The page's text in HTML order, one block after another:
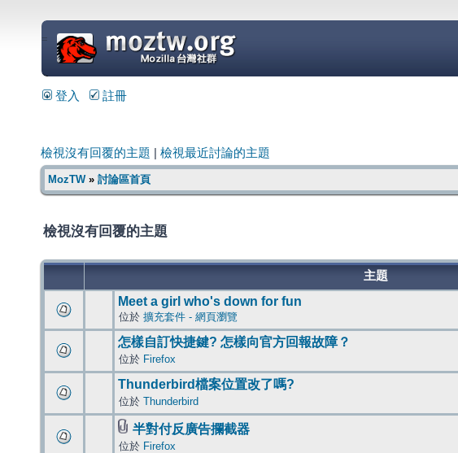
=
登入 註冊
檢視沒有回覆的主題 檢視最近討論的主題
MozTW» 討論區首頁
檢視沒有回覆的主題
主題
Meet a girl who's down for fun
位於 擴充套件 - 網頁瀏覽
怎樣自訂快捷鍵? 怎樣向官方回報故障？
位於 Firefox
Thunderbird檔案位置改了嗎?
位於 Thunderbird
半對付反廣告攔截器
位於 Firefox